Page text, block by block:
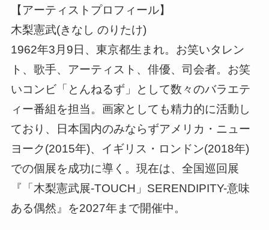
【アーティストプロフィール】
木梨憲武(きなし のりたけ)
1962年3月9日、東京都生まれ。お笑いタレン
ト、歌手、アーティスト、俳優、司会者。お笑
いコンビ「とんねるず」として数々のバラエテ
ィー番組を担当。画家としても精力的に活動し
ており、日本国内のみならずアメリカ・ニュー
ヨーク(2015年)、イギリス・ロンドン(2018年)
での個展を成功に導く。現在は、全国巡回展
『「木梨憲武展-TOUCH」SERENDIPITY-意味
ある偶然』を2027年まで開催中。